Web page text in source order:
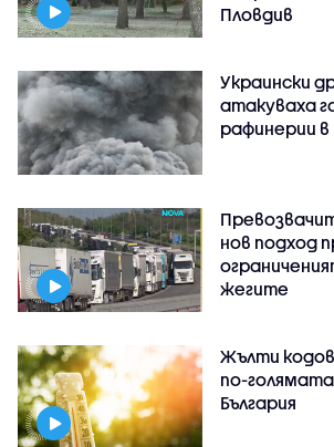
Пловдив
Украински
атакуваха
рафинерии
нов подход
жегите
Жълти
по-
България